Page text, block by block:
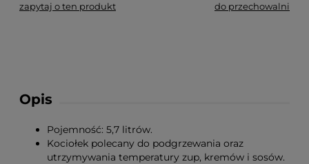
zapytaj o ten produkt do przechowalni
Opis
Pojemność: 5,7 litrów.
Kociołek polecany do podgrzewania oraz
utrzymywania temperatury zup, kremów i sosów.